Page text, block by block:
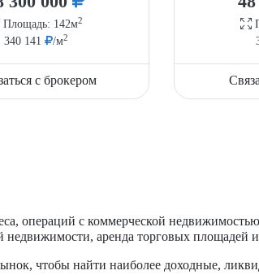
Площадь: 142м2
340 141 /м2
с брокером
операций с коммерческой
недвижимости, аренда торговых площадей
чтобы найти наиболее доходные,